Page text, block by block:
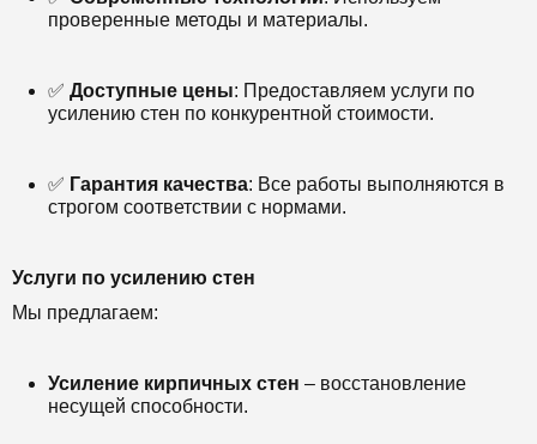
проверенные методы и материалы.
✅ Доступные цены: Предоставляем услуги по
усилению стен по конкурентной стоимости.
✅ Гарантия качества: Все работы выполняются в
строгом соответствии с нормами.
Услуги по усилению стен
Мы предлагаем:
Усиление кирпичных стен – восстановление
несущей способности.